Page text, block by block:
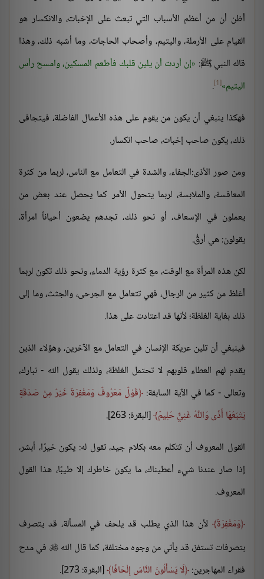
أظن أن من أعظم الأسباب التي تبعث على الإخبات، والانكسار هو
القيام على الأرملة، واليتيم، وأصحاب الحاجات، وما أشبه ذلك، وهذا
قاله النبي ﷺ: إن أردت أن يلين قلبك فأطعم المسكين، وامسح رأس
اليتيم [1]
.
فهكذا ينبغي أن يكون من يقوم على هذه الأعمال الفاضلة، فيتجافى
ذلك، يكون صاحب إخبات، صاحب انكسار.
ومن صور الأذى:الجفاء، والشدة في التعامل مع الناس، لربما من كثرة
المعافسة، والملابسة، لربما يتحول الأمر كما يحصل عند بعض من
يعملون في الإسعاف، أو نحو ذلك، تجدهم يضعون أحياناً امرأة،
يقولون: هي أرقُّ.
لكن هذه المرأة مع الوقت، مع كثرة رؤية الدماء، ونحو ذلك تكون لربما
أغلظ من كثير من الرجال، فهي تتعامل مع الجرحى، والجثث، وما إلى
ذلك بغاية الغلظة؛ لأنها قد اعتادت على هذا.
فينبغي أن تلين عريكة الإنسان في التعامل مع الآخرين، وهؤلاء الذين
يقدم لهم العطاء قلوبهم لا تحتمل الغلظة، ولذلك يقول الله - تبارك،
وتعالى - كما في الآية السابقة: قَوْلٌ مَعْرُوفٌ وَمَغْفِرَةٌ خَيْرٌ مِنْ صَدَقَةٍ
يَتْبَعُهَا أَذًى وَاللَّهُ غَنِيٌّ حَلِيمٌ [البقرة: 263].
القول المعروف أن تتكلم معه بكلام جيد، تقول له: يكون خيرًا، أبشر،
إذا صار عندنا شيء أعطيناك، ما يكون خاطرك إلا طيبًا، هذا القول
المعروف.
وَمَغْفِرَةٌ لأن هذا الذي يطلب قد يلحف في المسألة، قد يتصرف
بتصرفات تستفز، قد يأتي من وجوه مختلفة، كما قال الله في مدح
فقراء المهاجرين: لَا يَسْأَلُونَ النَّاسَ إِلْحَافًا [البقرة: 273].